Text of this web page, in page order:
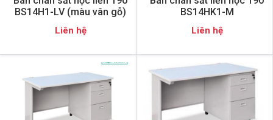
BS14H1-LV (màu vân gỗ)
Liên hệ
BS14HK1-M
Liên hệ